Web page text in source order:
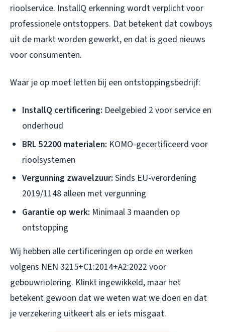
rioolservice. InstallQ erkenning wordt verplicht voor
professionele ontstoppers. Dat betekent dat cowboys
uit de markt worden gewerkt, en dat is goed nieuws
voor consumenten.
Waar je op moet letten bij een ontstoppingsbedrijf:
InstallQ certificering: Deelgebied 2 voor service en
onderhoud
BRL 52200 materialen: KOMO-gecertificeerd voor
rioolsystemen
Vergunning zwavelzuur: Sinds EU-verordening
2019/1148 alleen met vergunning
Garantie op werk: Minimaal 3 maanden op
ontstopping
Wij hebben alle certificeringen op orde en werken
volgens NEN 3215+C1:2014+A2:2022 voor
gebouwriolering. Klinkt ingewikkeld, maar het
betekent gewoon dat we weten wat we doen en dat
je verzekering uitkeert als er iets misgaat.